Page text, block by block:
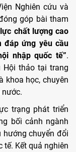
Nghiên cứu và
góp bài tham
chất lượng cao
đáp ứng yêu cầu
nhập quốc tế”.
Hội thảo tại trang
khoa học, chuyên
nước.
trạng phát triển
bối cảnh ngành
chuyển đổi
tế. Kết quả nghiên